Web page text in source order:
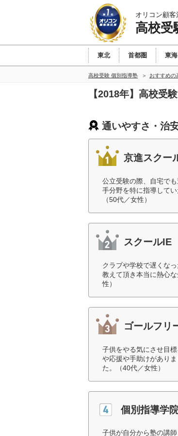
オリコン顧
高校受
東北 首都圏 東海
高校受験 個別指導塾 おすすめの
【2018年】高校受
通いやすさ・治
京進スクー
公立受験の際、自宅で
手分野を特に指導して
（50代／女性）
スクールIE
クラブや学校で遅くな
教えて頂き本当に熱心
性）
ゴールフリ
子供をやる気にさせ目
や応援や手助けがあり
た。（40代／女性）
個別指導学
子供が自分から塾の講